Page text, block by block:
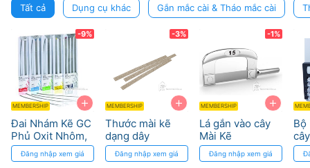
Tất cả Dụng cụ khác Gắn mắc cài & Tháo mắc cài
+
-9%
MEMBERSHIP
Đai Nhám Kẽ GC
Phủ Oxit Nhôm,
Linh Hoạt, Tái Sử
Dụng
Đăng nhập xem giá
+
-3%
MEMBERSHIP
Thước mài kẽ
dạng dây
DynaFlex
Đăng nhập xem giá
+
-1%
MEMBERSHIP
Lá gắn vào cây
Mài Kẽ
Myungsung
Đăng nhập xem giá
Bộ